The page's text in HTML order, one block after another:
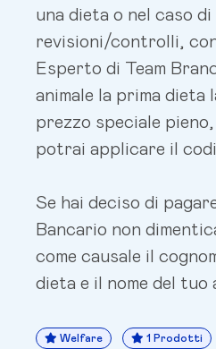
una dieta o nel caso di
revisioni/controlli,
Esperto di Team
animale la prima dieta
prezzo speciale
potrai applicare il
Se hai deciso di
Bancario non
come causale il
dieta e il nome del tuo
Welfare 1 Prodotti